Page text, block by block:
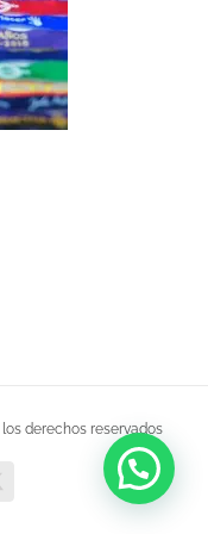
derechos reservados